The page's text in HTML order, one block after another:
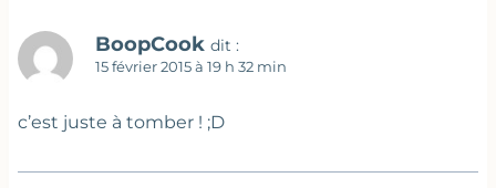
BoopCook dit :
15 février 2015 à 19 h 32 min
c’est juste à tomber ! ;D